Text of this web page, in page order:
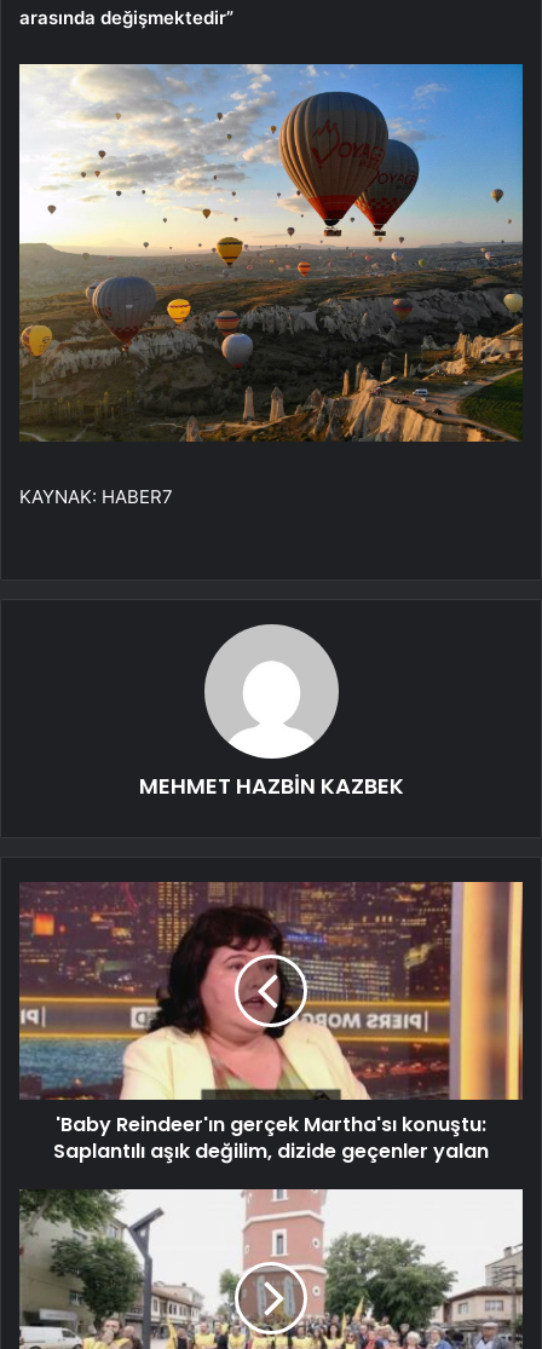
arasında değişmektedir”
KAYNAK: HABER7
MEHMET HAZBİN KAZBEK
'Baby Reindeer'ın gerçek Martha'sı konuştu:
Saplantılı aşık değilim, dizide geçenler yalan